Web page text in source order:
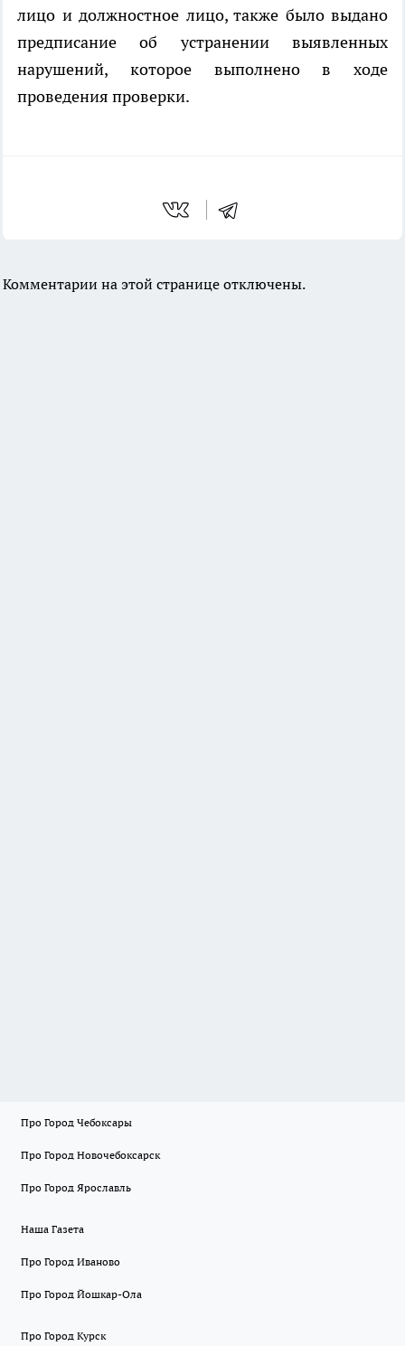
лицо и должностное лицо, также было выдано
предписание об устранении выявленных
нарушений, которое выполнено в ходе
проведения проверки.
Комментарии на этой странице отключены.
Про Город Чебоксары
Про Город Новочебоксарск
Про Город Ярославль
Наша Газета
Про Город Иваново
Про Город Йошкар-Ола
Про Город Курск